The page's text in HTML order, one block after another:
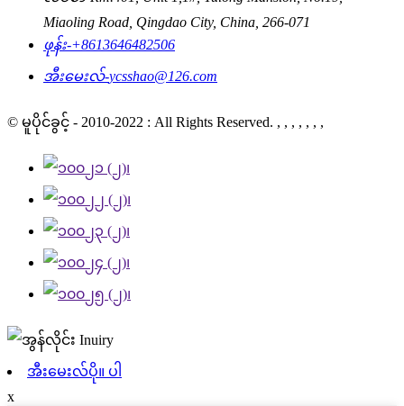
Miaoling Road, Qingdao City, China, 266-071
ဖုန်း-+8613646482506
အီးမေးလ်-ycsshao@126.com
© မူပိုင်ခွင့် - 2010-2022 : All Rights Reserved. , , , , , , ,
အီးမေးလ်ပို။ ပါ
x